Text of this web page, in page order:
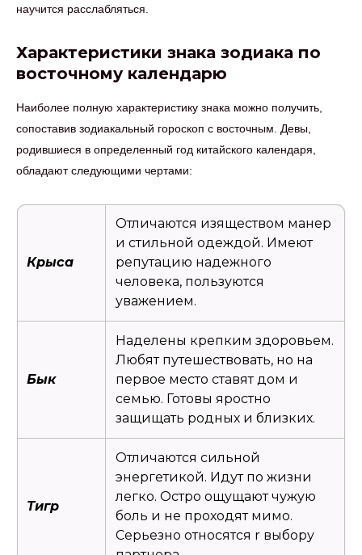
научится расслабляться.
Характеристики знака зодиака по
восточному календарю
Наиболее полную характеристику знака можно получить,
сопоставив зодиакальный гороскоп с восточным. Девы,
родившиеся в определенный год китайского календаря,
обладают следующими чертами:
Крыса
Отличаются изяществом манер
и стильной одеждой. Имеют
репутацию надежного
человека, пользуются
уважением.
Бык
Наделены крепким здоровьем.
Любят путешествовать, но на
первое место ставят дом и
семью. Готовы яростно
защищать родных и близких.
Тигр
Отличаются сильной
энергетикой. Идут по жизни
легко. Остро ощущают чужую
боль и не проходят мимо.
Серьезно относятся r выбору